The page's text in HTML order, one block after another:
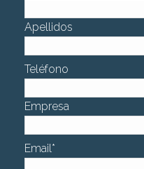
Apellidos
Teléfono
Empresa
Email*